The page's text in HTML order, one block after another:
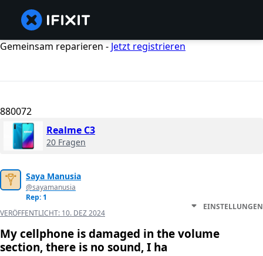
Gemeinsam reparieren - Jetzt registrieren
880072
Realme C3
20 Fragen
Saya Manusia
@sayamanusia
Rep: 1
VERÖFFENTLICHT: 10. DEZ 2024
EINSTELLUNGEN
My cellphone is damaged in the volume
section, there is no sound, I ha